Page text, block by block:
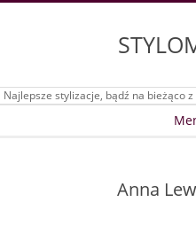
Najlepsze stylizacje, bądź na bieżąco
Anna